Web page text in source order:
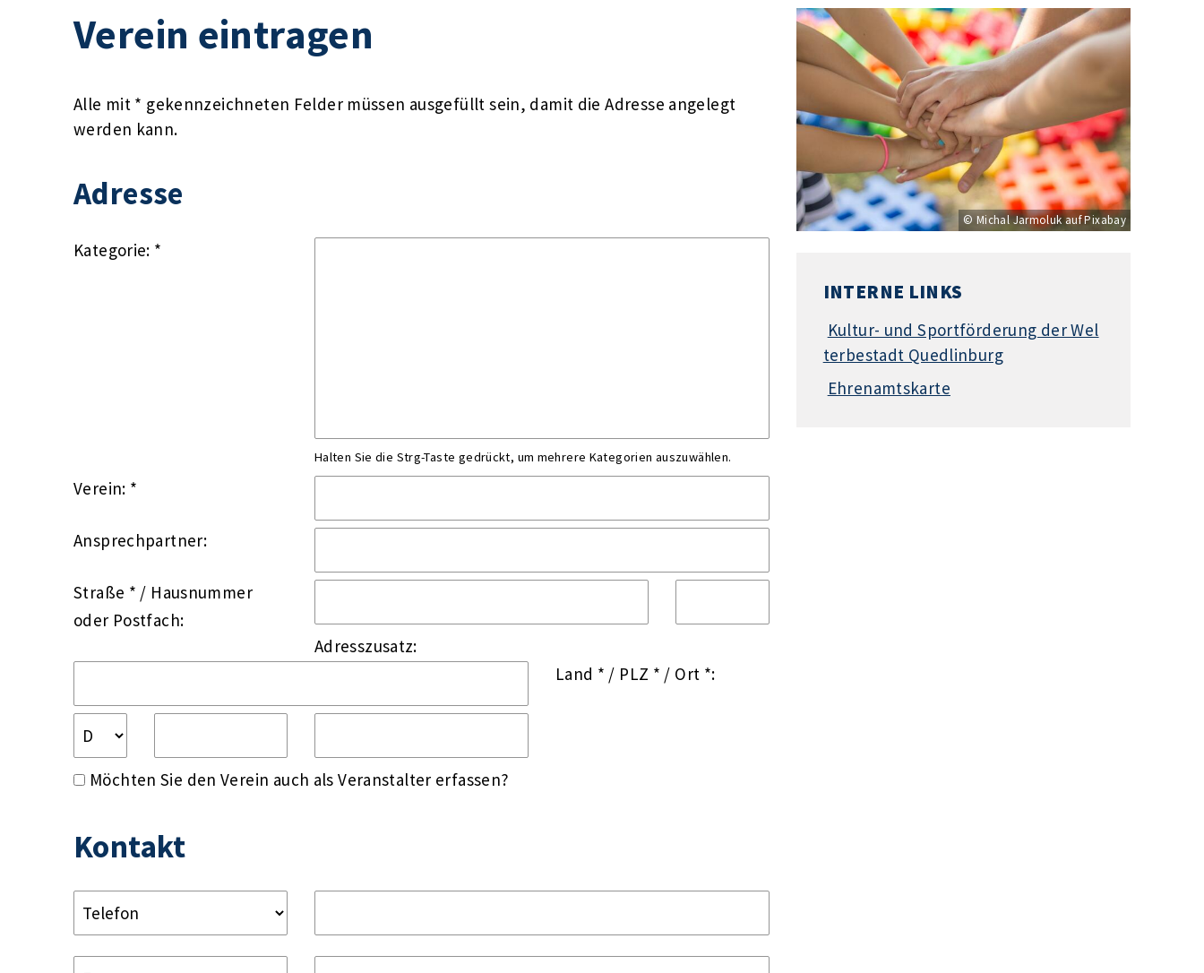
Verein eintragen
Alle mit * gekennzeichneten Felder müssen ausgefüllt sein, damit die Adresse angelegt
werden kann.
Adresse
Kategorie: *
Halten Sie die Strg-Taste gedrückt, um mehrere Kategorien auszuwählen.
Verein: *
Ansprechpartner:
Straße * / Hausnummer
oder Postfach:
Adresszusatz:
Land * / PLZ * / Ort *:
Möchten Sie den Verein auch als Veranstalter erfassen?
Kontakt
© Michal Jarmoluk auf Pixabay
INTERNE LINKS
Kultur- und Sportförderung der Wel
terbestadt Quedlinburg
Ehrenamtskarte